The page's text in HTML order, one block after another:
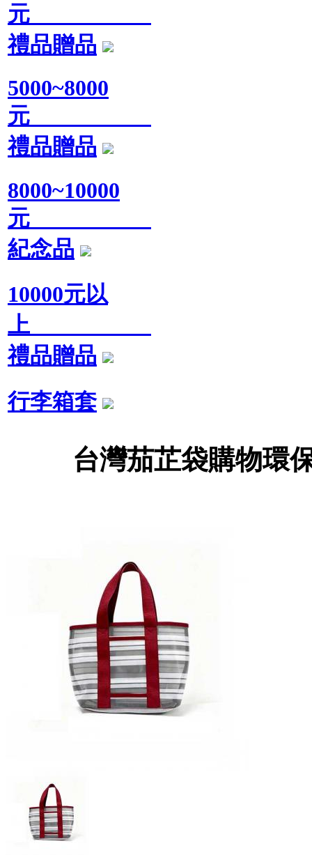
元
禮品贈品
5000~8000
元
禮品贈品
8000~10000
元
紀念品
10000元以
上
禮品贈品
行李箱套
台灣茄芷袋購物環